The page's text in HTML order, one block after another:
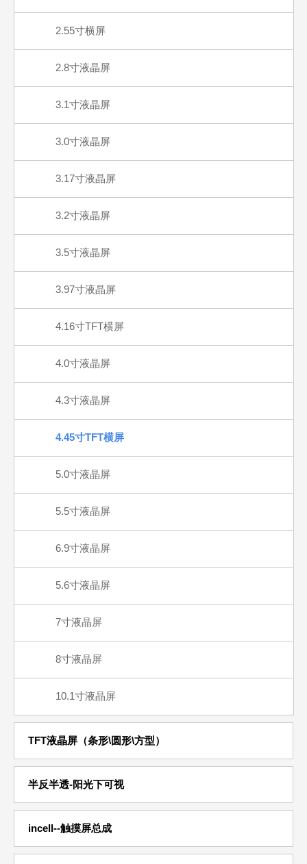
2.55寸横屏
2.8寸液晶屏
3.1寸液晶屏
3.0寸液晶屏
3.17寸液晶屏
3.2寸液晶屏
3.5寸液晶屏
3.97寸液晶屏
4.16寸TFT横屏
4.0寸液晶屏
4.3寸液晶屏
4.45寸TFT横屏
5.0寸液晶屏
5.5寸液晶屏
6.9寸液晶屏
5.6寸液晶屏
7寸液晶屏
8寸液晶屏
10.1寸液晶屏
TFT液晶屏（条形\圆形\方型）
半反半透-阳光下可视
incell--触摸屏总成